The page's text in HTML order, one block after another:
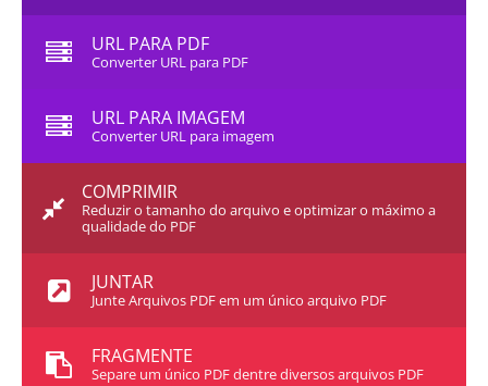
URL PARA PDF
Converter URL para PDF
URL PARA IMAGEM
Converter URL para imagem
COMPRIMIR
Reduzir o tamanho do arquivo e optimizar o máximo a
qualidade do PDF
JUNTAR
Junte Arquivos PDF em um único arquivo PDF
FRAGMENTE
Separe um único PDF dentre diversos arquivos PDF